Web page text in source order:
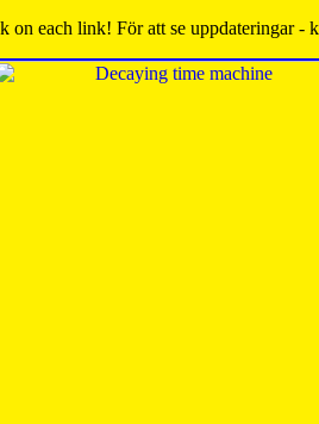
on each link! För att se uppdateringar -